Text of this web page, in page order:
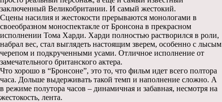
заключенный Великобритании. И самый жестокий.
Сцены насилия и жестокости прерываются монологами в
своеобразном моноспектакле от Бронсона в прекрасном
исполнении Тома Харди. Харди полностью растворился в роли,
набрал вес, стал выглядеть настоящим зверем, особенно с лысым
черепом и подкрученными усами. Отличное исполнение от
замечательного британского актера.
Что хорошо в “Бронсоне”, это то, что фильм идет всего полтора
часа. Дольше выдерживать такой темп и наполнение сложно. А
в режиме полутора часов – динамичная и забавная, несмотря на
жестокость, лента.